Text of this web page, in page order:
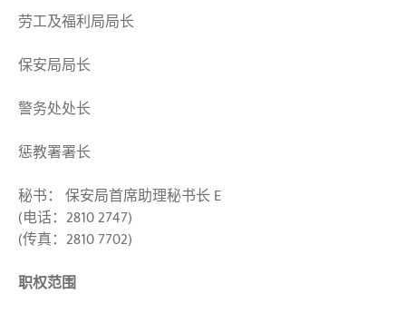
劳工及福利局局长
保安局局长
警务处处长
惩教署署长
秘书： 保安局首席助理秘书长 E
(电话：2810 2747)
(传真：2810 7702)
职权范围